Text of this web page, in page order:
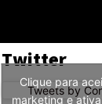
Twitter
Tweets by
Clique para
marketing e